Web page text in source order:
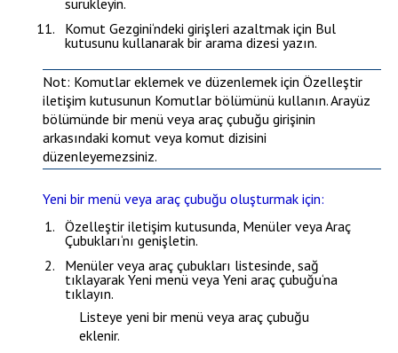
Komut Gezgini‘ndeki girişleri azaltmak için Bul
kutusunu kullanarak bir arama dizesi yazın.
Not: Komutlar eklemek ve düzenlemek içinÖzelleştir
iletişim kutusunun Komutlar bölümünü kullanın.Arayüz
bölümünde bir menü veya araç çubuğu girişinin
arkasındaki komut veya komut dizisini
düzenleyemezsiniz.
Yeni bir menü veya araç çubuğu oluşturmak için:
Özelleştir iletişim kutusunda, Menüler veyaAraç
Çubukları‘nı genişletin.
Menüler veya araç çubukları listesinde, sağ
tıklayarakYeni menü veyaYeni araç çubuğu‘na
tıklayın.
Listeye yeni bir menü veya araç çubuğu
eklenir.